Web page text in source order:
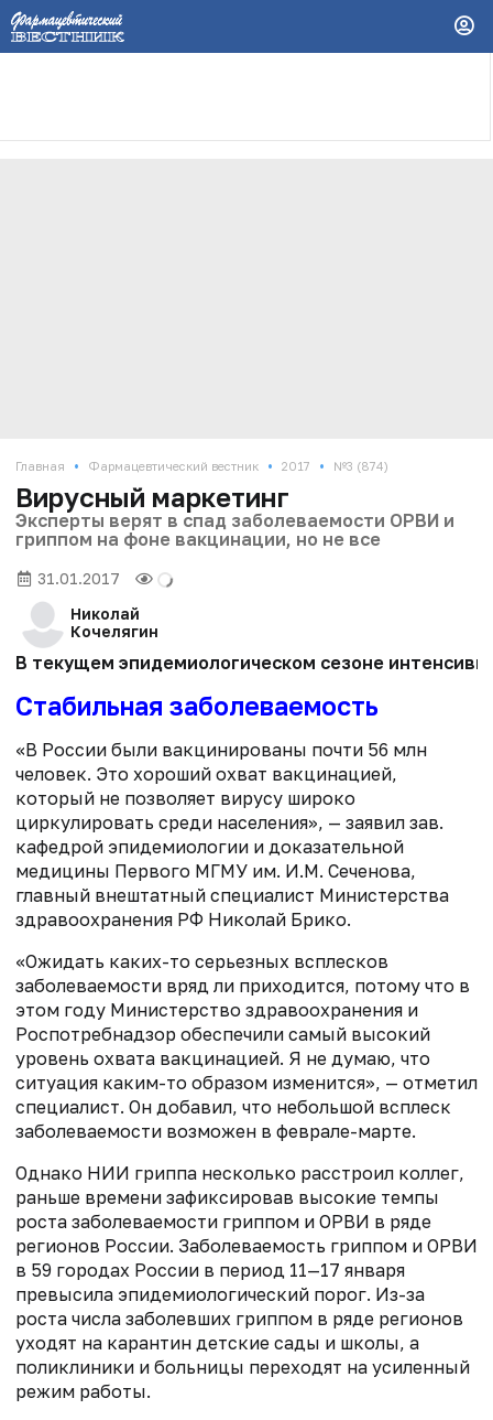
Главная • Фармацевтический вестник • 2017 • №3 (874)
Вирусный маркетинг
Эксперты верят в спад заболеваемости ОРВИ и
гриппом на фоне вакцинации, но не все
31.01.2017
Николай
Кочелягин
В текущем эпидемиологическом сезоне
Стабильная заболеваемость
«В России были вакцинированы почти 56 млн
человек. Это хороший охват вакцинацией,
который не позволяет вирусу широко
циркулировать среди населения», — заявил зав.
кафедрой эпидемиологии и доказательной
медицины Первого МГМУ им. И.М. Сеченова,
главный внештатный специалист Министерства
здравоохранения РФ Николай Брико.
«Ожидать каких-то серьезных всплесков
заболеваемости вряд ли приходится, потому что в
этом году Министерство здравоохранения и
Роспотребнадзор обеспечили самый высокий
уровень охвата вакцинацией. Я не думаю, что
ситуация каким-то образом изменится», — отметил
специалист. Он добавил, что небольшой всплеск
заболеваемости возможен в феврале-марте.
Однако НИИ гриппа несколько расстроил коллег,
раньше времени зафиксировав высокие темпы
роста заболеваемости гриппом и ОРВИ в ряде
регионов России. Заболеваемость гриппом и ОРВИ
в 59 городах России в период 11—17 января
превысила эпидемиологический порог. Из-за
роста числа заболевших гриппом в ряде регионов
уходят на карантин детские сады и школы, а
поликлиники и больницы переходят на усиленный
режим работы.